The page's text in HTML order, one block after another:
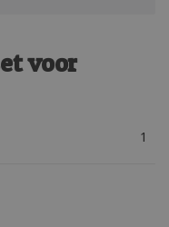
voor
1